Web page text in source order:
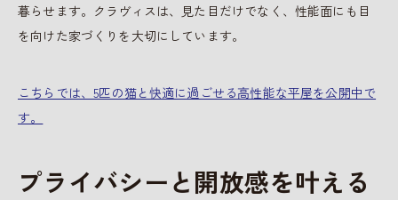
暮らせます。クラヴィスは、見た目だけでなく、性能面にも目
を向けた家づくりを大切にしています。
こちらでは、5匹の猫と快適に過ごせる高性能な平屋を公開中で
す。
プライバシーと開放感を叶える